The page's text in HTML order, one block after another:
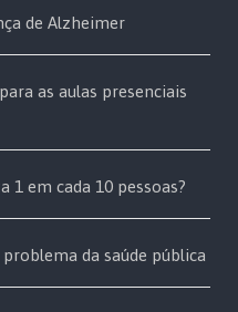
de Alzheimer
as aulas presenciais
1 em cada 10 pessoas?
problema da saúde pública